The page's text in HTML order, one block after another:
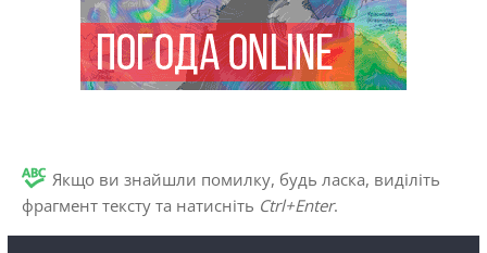
Якщо ви знайшли помилку, будь ласка, виділіть
фрагмент тексту та натисніть Ctrl+Enter.